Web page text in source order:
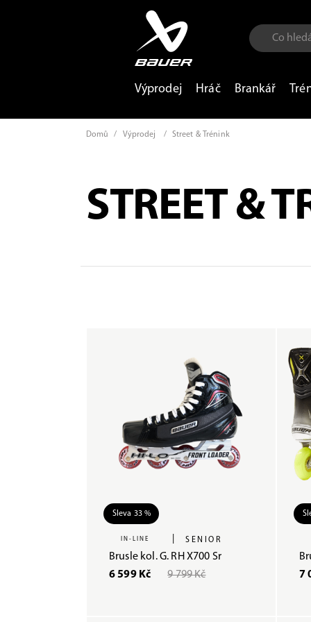
Výprodej Hráč Brankář
Domů / Výprodej / Street & Trénink
STREET &
Sleva 33 %
IN-LINE SENIOR
Brusle kol. G. RH X700 Sr
6 599 Kč
9 799 Kč
7